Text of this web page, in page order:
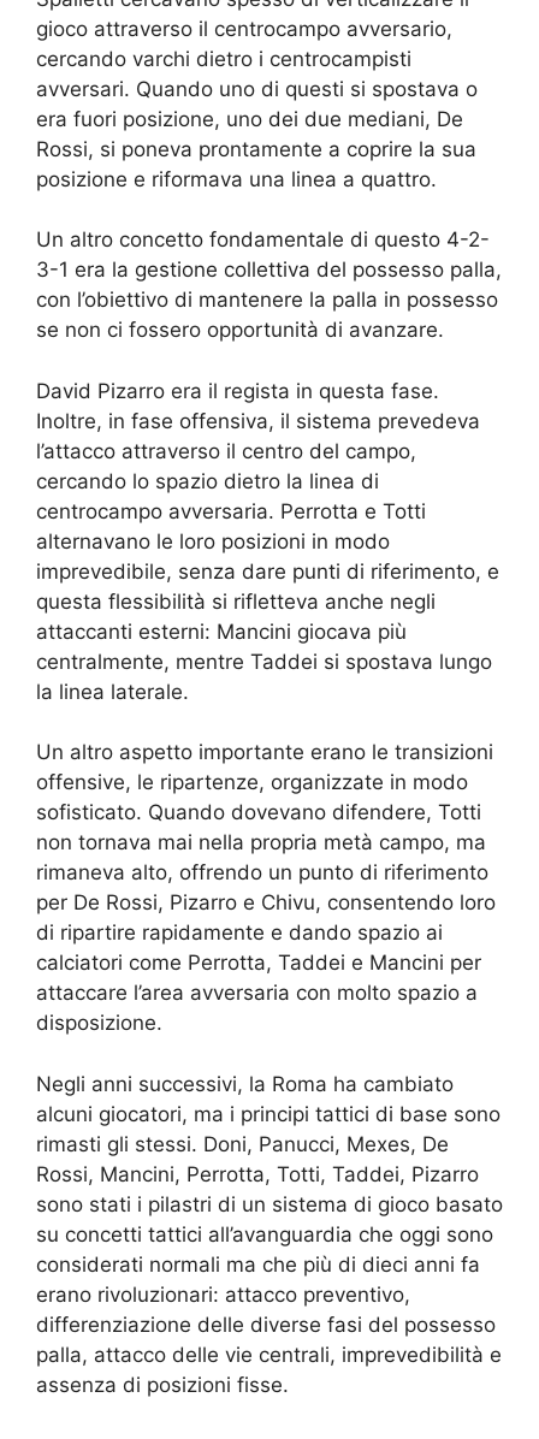
gioco attraverso il centrocampo avversario,
cercando varchi dietro i centrocampisti
avversari. Quando uno di questi si spostava o
era fuori posizione, uno dei due mediani, De
Rossi, si poneva prontamente a coprire la sua
posizione e riformava una linea a quattro.
Un altro concetto fondamentale di questo 4-2-
3-1 era la gestione collettiva del possesso palla,
con l’obiettivo di mantenere la palla in possesso
se non ci fossero opportunità di avanzare.
David Pizarro era il regista in questa fase.
Inoltre, in fase offensiva, il sistema prevedeva
l’attacco attraverso il centro del campo,
cercando lo spazio dietro la linea di
centrocampo avversaria. Perrotta e Totti
alternavano le loro posizioni in modo
imprevedibile, senza dare punti di riferimento, e
questa flessibilità si rifletteva anche negli
attaccanti esterni: Mancini giocava più
centralmente, mentre Taddei si spostava lungo
la linea laterale.
Un altro aspetto importante erano le transizioni
offensive, le ripartenze, organizzate in modo
sofisticato. Quando dovevano difendere, Totti
non tornava mai nella propria metà campo, ma
rimaneva alto, offrendo un punto di riferimento
per De Rossi, Pizarro e Chivu, consentendo loro
di ripartire rapidamente e dando spazio ai
calciatori come Perrotta, Taddei e Mancini per
attaccare l’area avversaria con molto spazio a
disposizione.
Negli anni successivi, la Roma ha cambiato
alcuni giocatori, ma i principi tattici di base sono
rimasti gli stessi. Doni, Panucci, Mexes, De
Rossi, Mancini, Perrotta, Totti, Taddei, Pizarro
sono stati i pilastri di un sistema di gioco basato
su concetti tattici all’avanguardia che oggi sono
considerati normali ma che più di dieci anni fa
erano rivoluzionari: attacco preventivo,
differenziazione delle diverse fasi del possesso
palla, attacco delle vie centrali, imprevedibilità e
assenza di posizioni fisse.